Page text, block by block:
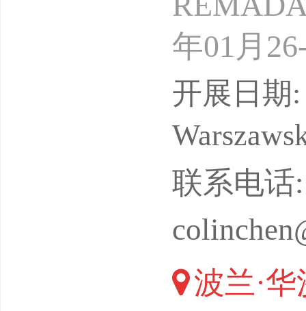
年01月
周期：
展品范
设备、
备、影
绘图机
耗材：
开展日期
联系电话
波兰·华